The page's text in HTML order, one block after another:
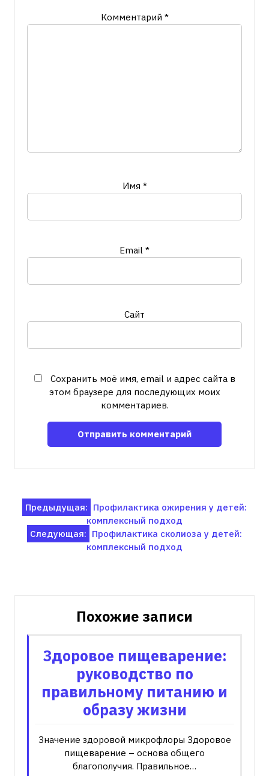
Комментарий *
Имя *
Email *
Сайт
Сохранить моё имя, email и адрес сайта в
этом браузере для последующих моих
комментариев.
Навигация
по
записям
Предыдущая: Профилактика ожирения у детей:
комплексный подход
Следующая: Профилактика сколиоза у детей:
комплексный подход
Похожие записи
Здоровое пищеварение:
руководство по
правильному питанию и
образу жизни
Значение здоровой микрофлоры Здоровое
пищеварение – основа общего
благополучия. Правильное…